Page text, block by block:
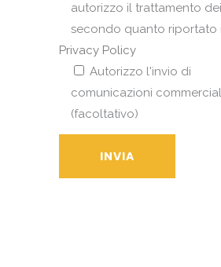
autorizzo il trattamento
secondo quanto riportato
Privacy Policy
Autorizzo l'invio di
comunicazioni
(facoltativo)